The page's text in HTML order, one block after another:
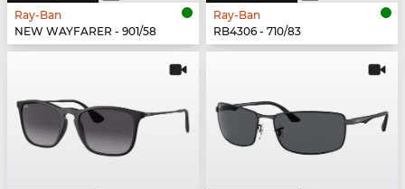
Ray-Ban
NEW WAYFARER - 901/58
Ray-Ban
RB4306 - 710/83